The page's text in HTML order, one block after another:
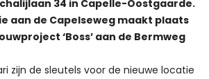
34 in Capelle-Oostgaarde.
aan de Capelseweg maakt plaats
‘Boss’ aan de Bermweg
zijn de sleutels voor de nieuwe locatie